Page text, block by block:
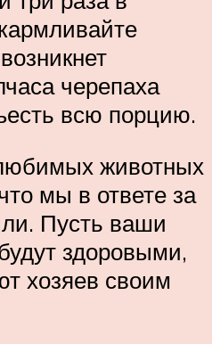
черепаха
всю порцию.
животных
мы в ответе за
Пусть ваши
здоровыми,
хозяев своим